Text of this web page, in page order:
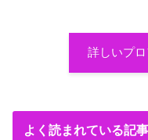
詳しいプ
よく読まれている記事